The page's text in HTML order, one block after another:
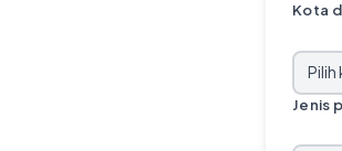
Kota
Jenis